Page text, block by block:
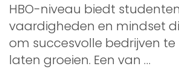
HBO-niveau biedt
vaardigheden en mindset
om succesvolle bedrijven
laten groeien. Een van …